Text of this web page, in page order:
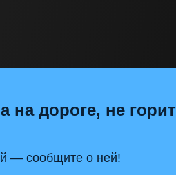
на дороге, не горит
— сообщите о ней!